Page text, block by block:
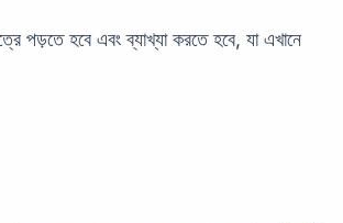
পড়তে হবে এবং ব্যাখ্যা করতে হবে, যা এখানে